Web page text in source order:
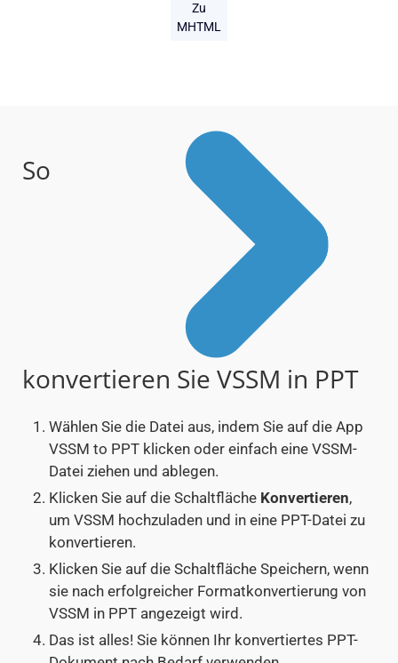
Zu
MHTML
So
konvertieren Sie VSSM in PPT
Wählen Sie die Datei aus, indem Sie auf die App
VSSM to PPT klicken oder einfach eine VSSM-
Datei ziehen und ablegen.
Klicken Sie auf die Schaltfläche Konvertieren,
um VSSM hochzuladen und in eine PPT-Datei zu
konvertieren.
Klicken Sie auf die Schaltfläche Speichern, wenn
sie nach erfolgreicher Formatkonvertierung von
VSSM in PPT angezeigt wird.
Das ist alles! Sie können Ihr konvertiertes PPT-